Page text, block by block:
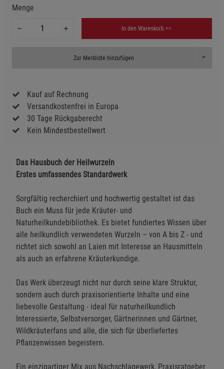
Menge
In den Warenkorb >>
Zur Merkliste hinzufügen Toggle
Kauf auf Rechnung
Versandkostenfrei in Europa
30 Tage Rückgaberecht
Kein Mindestbestellwert
Das Hausbuch der Heilwurzeln
Erstes umfassendes Standardwerk
Sorgfältig recherchiert und hochwertig gestaltet ist das
Buch ein Muss für jede Kräuter- und
Naturheilkundebibliothek. Es bietet fundiertes Wissen über
alle heilkundlich verwendeten Wurzeln – von A bis Z - und
richtet sich sowohl an Laien mit Interesse an Hausmitteln
als auch an erfahrene Kräuterkundige.
Das Werk überzeugt nicht nur durch seine klare Struktur,
sondern auch durch praxisorientierte Inhalte und eine
liebevolle Gestaltung - ideal für naturheilkundlich
Interessierte, Selbstversorger, Gärtnerinnen und Gärtner,
Wildkräuterfans und alle, die sich für überliefertes
Pflanzenwissen begeistern.
Ein einzigartiger Mix aus Nachschlagewerk, Praxisratgeber